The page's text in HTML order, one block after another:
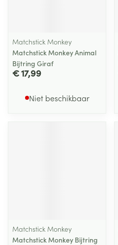
Matchstick Monkey
Matchstick Monkey Animal
Bijtring Giraf
€ 17,99
Niet beschikbaar
Matchstick Monkey
Matchstick Monkey Bijtring